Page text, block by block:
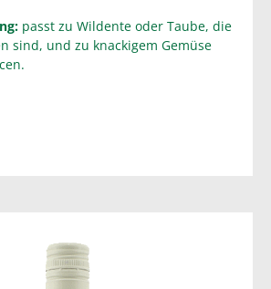
passt zu Wildente oder Taube, die
sind, und zu knackigem Gemüse